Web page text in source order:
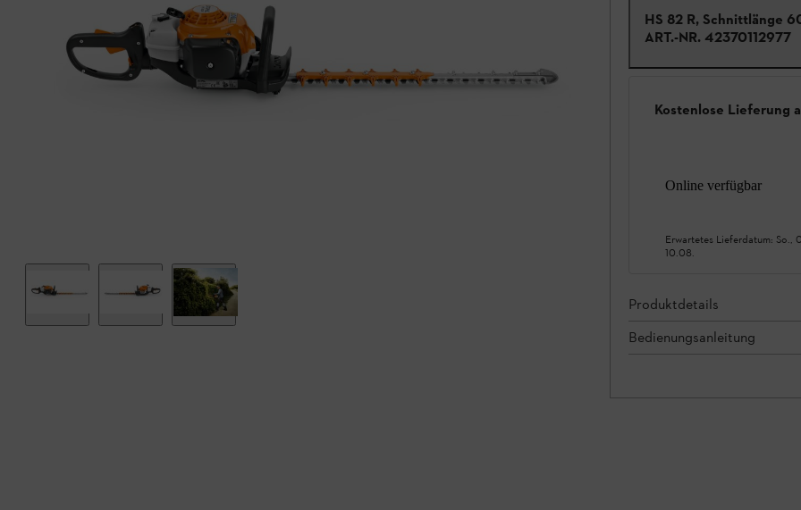
HS 82 R, Schnittlänge
ART.-NR. 42370112977
Kostenlose Lieferung
Online verfügbar
Erwartetes Lieferdatum: So.,
10.08.
Produktdetails
Bedienungsanleitung